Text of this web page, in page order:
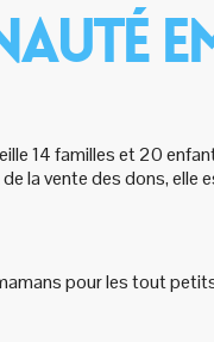
14 familles et 20
la vente des dons, elle
pour les tout